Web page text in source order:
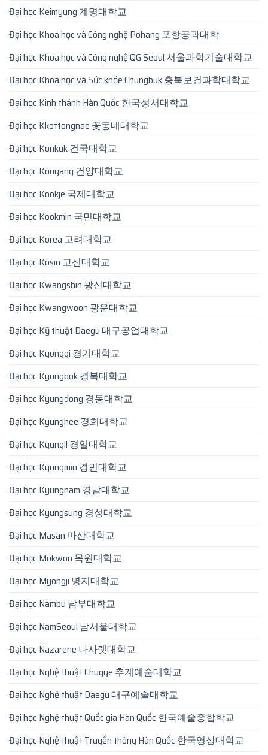
Đại học Keimyung 계명대학교
Đại học Khoa học và Công nghệ Pohang 포항공과대학
Đại học Khoa học và Công nghệ QG Seoul 서울과학기술대학교
Đại học Khoa học và Sức khỏe Chungbuk 충북보건과학대학교
Đại học Kinh thánh Hàn Quốc 한국성서대학교
Đại học Kkottongnae 꽃동네대학교
Đại học Konkuk 건국대학교
Đại học Konyang 건양대학교
Đại học Kookje 국제대학교
Đại học Kookmin 국민대학교
Đại học Korea 고려대학교
Đại học Kosin 고신대학교
Đại học Kwangshin 광신대학교
Đại học Kwangwoon 광운대학교
Đại học Kỹ thuật Daegu 대구공업대학교
Đại học Kyonggi 경기대학교
Đại học Kyungbok 경복대학교
Đại học Kyungdong 경동대학교
Đại học Kyunghee 경희대학교
Đại học Kyungil 경일대학교
Đại học Kyungmin 경민대학교
Đại học Kyungnam 경남대학교
Đại học Kyungsung 경성대학교
Đại học Masan 마산대학교
Đại học Mokwon 목원대학교
Đại học Myongji 명지대학교
Đại học Nambu 남부대학교
Đại học NamSeoul 남서울대학교
Đại học Nazarene 나사렛대학교
Đại học Nghệ thuật Chugye 추계예술대학교
Đại học Nghệ thuật Daegu 대구예술대학교
Đại học Nghệ thuật Quốc gia Hàn Quốc 한국예술종합학교
Đại học Nghệ thuật Truyền thông Hàn Quốc 한국영상대학교